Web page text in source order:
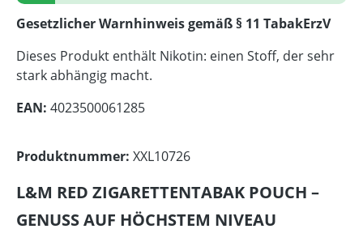
Gesetzlicher Warnhinweis gemäß § 11 TabakErzV
Dieses Produkt enthält Nikotin: einen Stoff, der sehr
stark abhängig macht.
EAN: 4023500061285
Produktnummer: XXL10726
L&M RED ZIGARETTENTABAK POUCH –
GENUSS AUF HÖCHSTEM NIVEAU